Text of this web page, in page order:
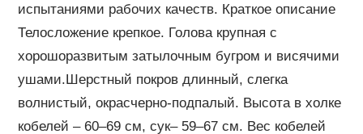
испытаниями рабочих качеств. Краткое описание
Телосложение крепкое. Голова крупная с
хорошоразвитым затылочным бугром и висячими
ушами.Шерстный покров длинный, слегка
волнистый, окрасчерно-подпалый. Высота в холке
кобелей – 60–69 см, сук– 59–67 см. Вес кобелей